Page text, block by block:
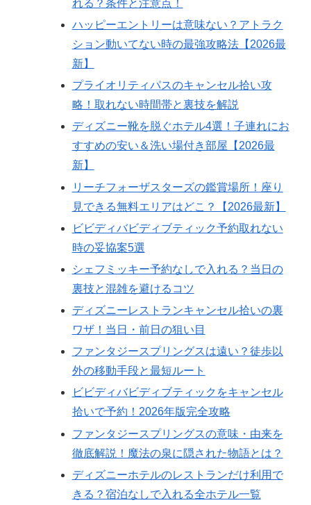
れる？条件と注意点！
ハッピーエントリーは意味ない？アトラク
ション動いてない時の最強攻略法【2026最
新】
プライオリティパスのキャンセル拾い攻
略！取れない時間帯と裏技を解説
ディズニー靴を脱ぐホテル4選！子連れにお
すすめの安い＆洗い場付き部屋【2026最
新】
リーチフォーザスターズの鑑賞場所！座り
見できる無料エリアはどこ？【2026最新】
ビビディバビディブティック予約取れない
時の妥協案5選
シェフミッキー予約なしで入れる？当日の
裏技と混雑を避けるコツ
ディズニーレストランキャンセル拾いの裏
ワザ！当日・前日の狙い目
ファンタジースプリングスは遠い？徒歩以
外の移動手段と最短ルート
ビビディバビディブティックをキャンセル
拾いで予約！2026年版完全攻略
ファンタジースプリングスの意味・由来を
徹底解説！魔法の泉に隠された物語とは？
ディズニーホテルのレストランだけ利用で
きる？宿泊なしで入れる全ホテル一覧